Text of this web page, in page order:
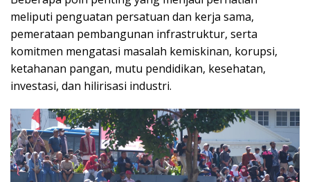
meliputi penguatan persatuan dan kerja sama,
pemerataan pembangunan infrastruktur, serta
komitmen mengatasi masalah kemiskinan, korupsi,
ketahanan pangan, mutu pendidikan, kesehatan,
investasi, dan hilirisasi industri.